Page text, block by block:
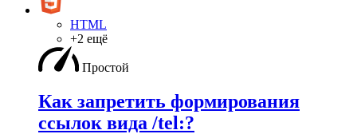
HTML
+2 ещё
Простой
Как запретить формирования
ссылок вида /tel:?